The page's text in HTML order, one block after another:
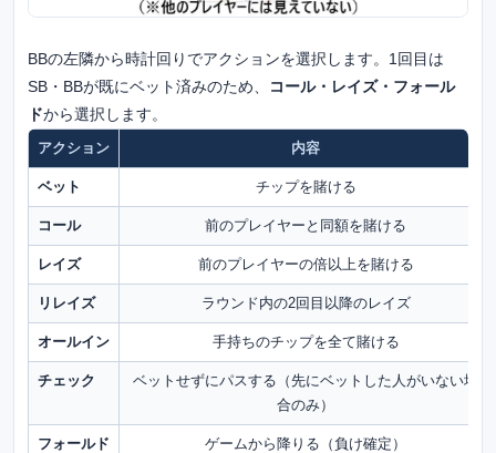
BBの左隣から時計回りでアクションを選択します。1回目は
SB・BBが既にベット済みのため、
コール・レイズ・フォール
ドから選択します。
アクション 内容
ベット チップを賭ける
コール 前のプレイヤーと同額を賭ける
レイズ 前のプレイヤーの倍以上を賭ける
リレイズ ラウンド内の2回目以降のレイズ
オールイン 手持ちのチップを全て賭ける
チェック
ベットせずにパスする（先にベットした人がいない場
合のみ）
フォールド ゲームから降りる（負け確定）